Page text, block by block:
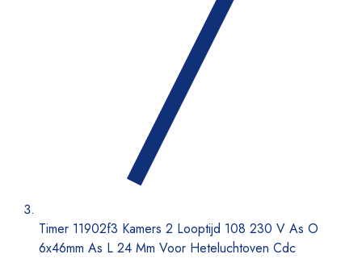
Timer 11902f3 Kamers 2 Looptijd 108 230 V As O
6x46mm As L 24 Mm Voor Heteluchtoven Cdc